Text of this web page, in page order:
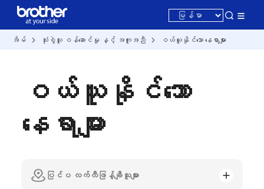
အိမ် သုံးစွဲသူ ဝန်ဆောင်မှု နှင့် အကူအညီ ဝယ်ယူနိုင်သော နေရာများ
ဝယ်ယူနိုင်သော
နေရာများ
ပြင်ပ လက်လီဖြန့်ချီသူများ